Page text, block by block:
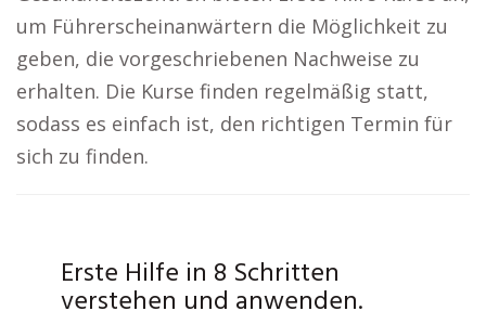
um Führerscheinanwärtern die Möglichkeit zu
geben, die vorgeschriebenen Nachweise zu
erhalten. Die Kurse finden regelmäßig statt,
sodass es einfach ist, den richtigen Termin für
sich zu finden.
Erste Hilfe in 8 Schritten
verstehen und anwenden.